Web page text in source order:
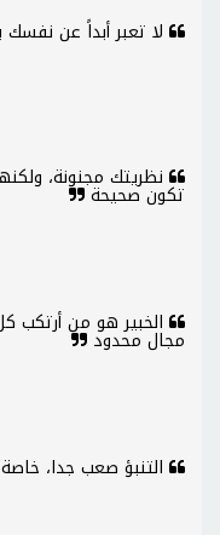
لا تعبر أبداً عن
نظريتك مجنونة،
تكون صحيحة
الخبير هو من أرتكب
مجال محدود
التنبؤ صعب جدا،